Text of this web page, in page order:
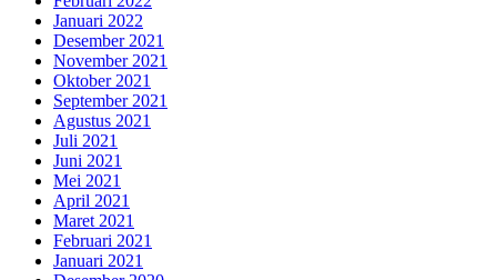
Januari 2022
Desember 2021
November 2021
Oktober 2021
September 2021
Agustus 2021
Juli 2021
Juni 2021
Mei 2021
April 2021
Maret 2021
Februari 2021
Januari 2021